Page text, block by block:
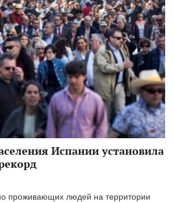
Испании установила
проживающих людей на территории